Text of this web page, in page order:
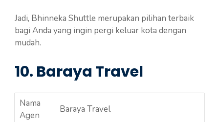
Jadi, Bhinneka Shuttle merupakan pilihan terbaik
bagi Anda yang ingin pergi keluar kota dengan
mudah.
10. Baraya Travel
Nama
Agen
Baraya Travel